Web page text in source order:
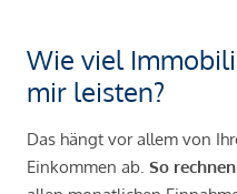
Wie viel
mir leisten?
Das hängt vor allem von
Einkommen ab. So